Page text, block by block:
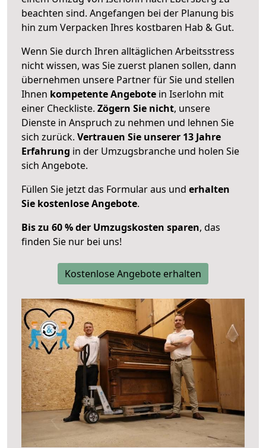
beachten sind. Angefangen bei der Planung bis
hin zum Verpacken Ihres kostbaren Hab & Gut.
Wenn Sie durch Ihren alltäglichen Arbeitsstress
nicht wissen, was Sie zuerst planen sollen, dann
übernehmen unsere Partner für Sie und stellen
Ihnen kompetente Angebote in Iserlohn mit
einer Checkliste. Zögern Sie nicht, unsere
Dienste in Anspruch zu nehmen und lehnen Sie
sich zurück. Vertrauen Sie unserer 13 Jahre
Erfahrung in der Umzugsbranche und holen Sie
sich Angebote.
Füllen Sie jetzt das Formular aus und erhalten
Sie kostenlose Angebote.
Bis zu 60 % der Umzugskosten sparen, das
finden Sie nur bei uns!
Kostenlose Angebote erhalten